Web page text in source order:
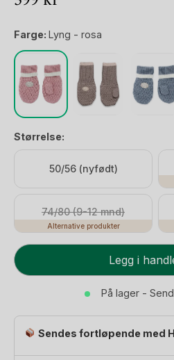
Farge: Lyng - rosa
Størrelse:
50/56 (nyfødt)
74/80 (9-12 mnd)
Alternative produkter
Ullvotter
-
|
Votter
Legg i
På lager -
Sendes fortløpende med